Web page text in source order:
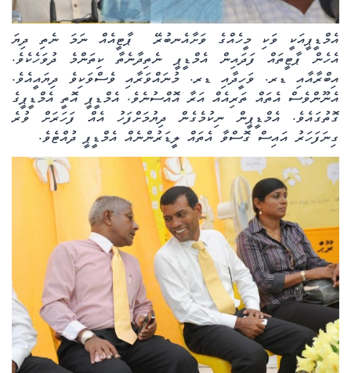
އެމްޑީޕީއަކީ ވަކި މީހެއްގެ ވަށާއެނބުރޭ ޕާޓީއެއް ނަމަ ނެތި ދިޔަ
އެހެން ޕާޓީތައް ފަދައިން އެމްޑީޕީ ނެތިދާނެތާ ކިތަންމެ ދުވަހެކެވެ.
އިބްރާއާއި ޑރ. ވަހީދާއި ޑރ. މުނައްވަރާއި ވެސްވަކިވެ ދިޔައީއެވެ.
އެނޫންވެސް އެތައް ތަރިއެއް އަރާ އޮއްސުނެވެ. އެމްޑީޕީ އޮތީ އެމްޑީޕީގެ
ގޮތުގައެވެ. އެމްޑީޕީން ނިކުމެގެން ދިޔުމަށްފަހު އެއް ފަހަރަށް ވުރެ
ގިނަފަހަރު އައިސް ގޮސްވާ އެތައް ލީޑަރުންނެއް އެމްޑީޕީ ދުއްޓެވެ.